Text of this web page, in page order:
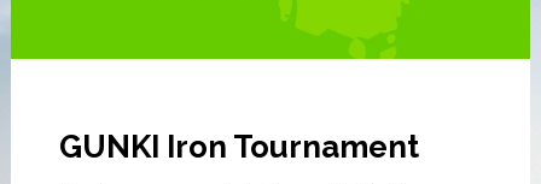
GUNKI Iron Tournament